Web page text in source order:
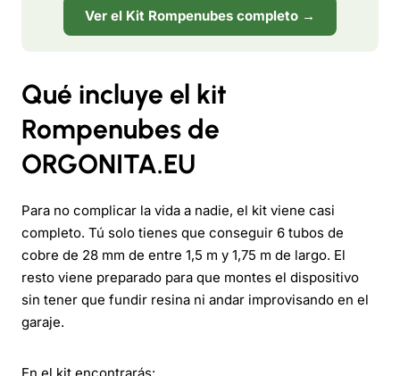
Ver el Kit Rompenubes completo →
Qué incluye el kit
Rompenubes de
ORGONITA.EU
Para no complicar la vida a nadie, el kit viene casi
completo. Tú solo tienes que conseguir 6 tubos de
cobre de 28 mm de entre 1,5 m y 1,75 m de largo. El
resto viene preparado para que montes el dispositivo
sin tener que fundir resina ni andar improvisando en el
garaje.
En el kit encontrarás: